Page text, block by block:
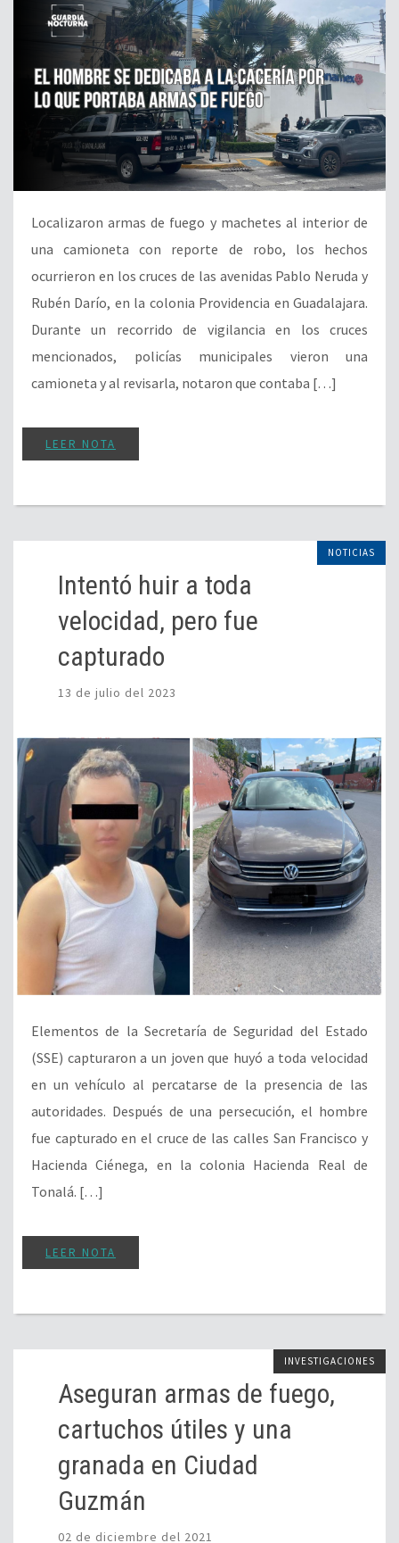
Localizaron armas de fuego y machetes al interior de
una camioneta con reporte de robo, los hechos
ocurrieron en los cruces de las avenidas Pablo Neruda y
Rubén Darío, en la colonia Providencia en Guadalajara.
Durante un recorrido de vigilancia en los cruces
mencionados, policías municipales vieron una
camioneta y al revisarla, notaron que contaba […]
LEER NOTA
NOTICIAS
Intentó huir a toda
velocidad, pero fue
capturado
13 de julio del 2023
Elementos de la Secretaría de Seguridad del Estado
(SSE) capturaron a un joven que huyó a toda velocidad
en un vehículo al percatarse de la presencia de las
autoridades. Después de una persecución, el hombre
fue capturado en el cruce de las calles San Francisco y
Hacienda Ciénega, en la colonia Hacienda Real de
Tonalá. […]
LEER NOTA
INVESTIGACIONES
Aseguran armas de fuego,
cartuchos útiles y una
granada en Ciudad
Guzmán
02 de diciembre del 2021